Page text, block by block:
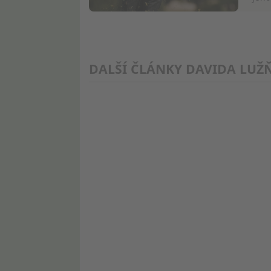
DALŠÍ ČLÁNKY DAVIDA
Rozvoj a zlepšování služeb